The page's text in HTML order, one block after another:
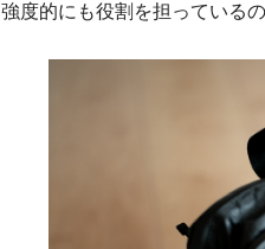
強度的にも役割を担っているの